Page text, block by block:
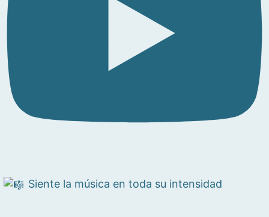
Siente la música en toda su intensidad